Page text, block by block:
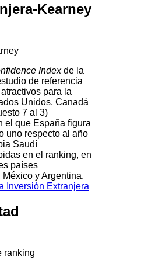
Kearney
Indexde la
de referencia
para la
Unidos, Canadá
7 al 3)
el que España figura
uno respecto al año
Saudí
en el ranking, en
países
y Argentina.
Inversión Extranjera